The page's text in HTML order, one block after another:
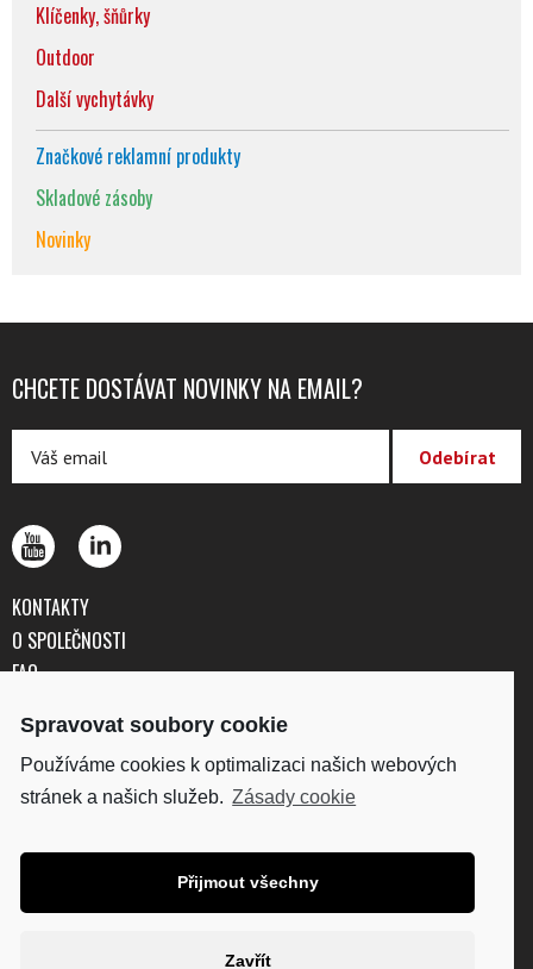
Klíčenky, šňůrky
Outdoor
Další vychytávky
Značkové reklamní produkty
Skladové zásoby
Novinky
CHCETE DOSTÁVAT NOVINKY NA EMAIL?
KONTAKTY
O SPOLEČNOSTI
FAQ
OCHRANA OSOBNÍCH ÚDAJŮ
DISKUS, spol. s r.o.
DIČ: CZ41195183
Fakturační adresa:
Spravovat soubory cookie
Používáme cookies k optimalizaci našich webových
stránek a našich služeb. Zásady cookie
Přijmout všechny
Zavřít